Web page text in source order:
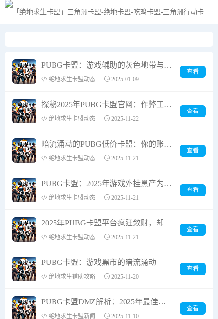
黑夜模式
PUBG卡盟：游戏辅助的灰色地带与合法游戏之道
绝地求生卡盟动态 2025-01-09
查看
探秘2025年PUBG卡盟官网：作弊工具的暗流涌动
绝地求生卡盟动态 2025-11-22
查看
暗流涌动的PUBG低价卡盟：你的账号安全正被百元差价无情吞噬！
绝地求生卡盟动态 2025-11-21
查看
PUBG卡盟：2025年游戏外挂黑产为何屡禁不止？
绝地求生卡盟动态 2025-11-21
查看
2025年PUBG卡盟平台疯狂敛财，却把普通玩家推向深渊？
绝地求生卡盟动态 2025-11-21
查看
PUBG卡盟：游戏黑市的暗流涌动
绝地求生辅助攻略 2025-11-20
查看
PUBG卡盟DMZ解析：2025年最佳游戏平台选择
绝地求生卡盟新闻 2025-11-10
查看